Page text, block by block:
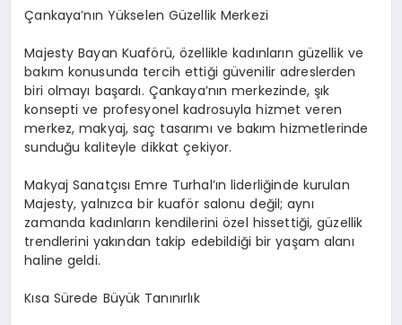
Çankaya’nın Yükselen Güzellik Merkezi
Majesty Bayan Kuaförü, özellikle kadınların güzellik ve
bakım konusunda tercih ettiği güvenilir adreslerden
biri olmayı başardı. Çankaya’nın merkezinde, şık
konsepti ve profesyonel kadrosuyla hizmet veren
merkez, makyaj, saç tasarımı ve bakım hizmetlerinde
sunduğu kaliteyle dikkat çekiyor.
Makyaj Sanatçısı Emre Turhal’ın liderliğinde kurulan
Majesty, yalnızca bir kuaför salonu değil; aynı
zamanda kadınların kendilerini özel hissettiği, güzellik
trendlerini yakından takip edebildiği bir yaşam alanı
haline geldi.
Kısa Sürede Büyük Tanınırlık